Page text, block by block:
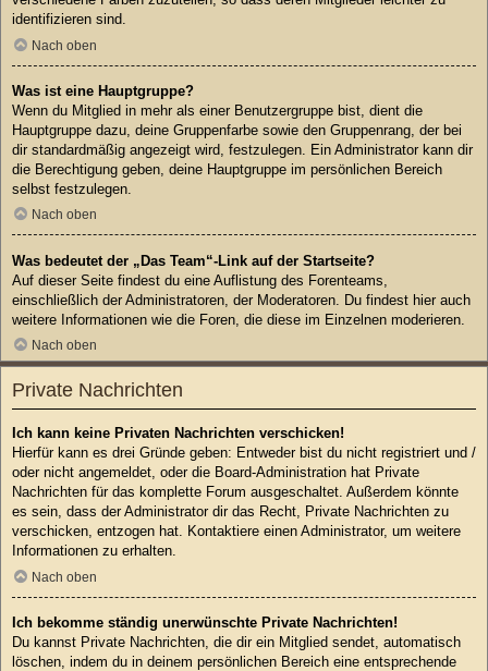
identifizieren sind.
Nach oben
Was ist eine Hauptgruppe?
Wenn du Mitglied in mehr als einer Benutzergruppe bist, dient die
Hauptgruppe dazu, deine Gruppenfarbe sowie den Gruppenrang, der bei
dir standardmäßig angezeigt wird, festzulegen. Ein Administrator kann dir
die Berechtigung geben, deine Hauptgruppe im persönlichen Bereich
selbst festzulegen.
Nach oben
Was bedeutet der „Das Team“-Link auf der Startseite?
Auf dieser Seite findest du eine Auflistung des Forenteams,
einschließlich der Administratoren, der Moderatoren. Du findest hier auch
weitere Informationen wie die Foren, die diese im Einzelnen moderieren.
Nach oben
Private Nachrichten
Ich kann keine Privaten Nachrichten verschicken!
Hierfür kann es drei Gründe geben: Entweder bist du nicht registriert und /
oder nicht angemeldet, oder die Board-Administration hat Private
Nachrichten für das komplette Forum ausgeschaltet. Außerdem könnte
es sein, dass der Administrator dir das Recht, Private Nachrichten zu
verschicken, entzogen hat. Kontaktiere einen Administrator, um weitere
Informationen zu erhalten.
Nach oben
Ich bekomme ständig unerwünschte Private Nachrichten!
Du kannst Private Nachrichten, die dir ein Mitglied sendet, automatisch
löschen, indem du in deinem persönlichen Bereich eine entsprechende